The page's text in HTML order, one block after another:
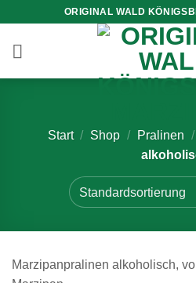
springen
ORIGINAL WALD
Start / Shop / Pralinen /
Marzipanpralinen alkoholisch,